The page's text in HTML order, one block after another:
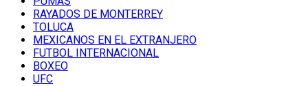
RAYADOS DE MONTERREY
TOLUCA
MEXICANOS EN EL EXTRANJERO
FUTBOL INTERNACIONAL
BOXEO
UFC